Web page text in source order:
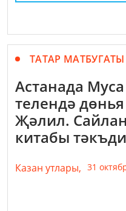
ТАТАР МАТБУГАТЫ
Астанада
телендә
Җәлил.
китабы
Казан утлары, 31